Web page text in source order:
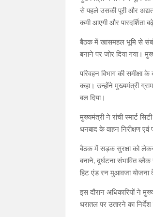
से पहले उसकी पूरी और
कमी आएगी और पारदर्शिता
बैठक में खासमहल भूमि से
बनाने पर जोर दिया गया।
परिवहन विभाग की
कहा। उन्होंने मुख्यमंत्री
बल दिया।
मुख्यमंत्री ने रांची स्मार्ट
धनबाद के वाहन निरीक्षण एवं
बैठक में सड़क सुरक्षा को लेकर
बनाने, दुर्घटना संभावित
हिट एंड रन मुआवजा योजना
इस दौरान अधिकारियों ने
धरातल पर उतारने का